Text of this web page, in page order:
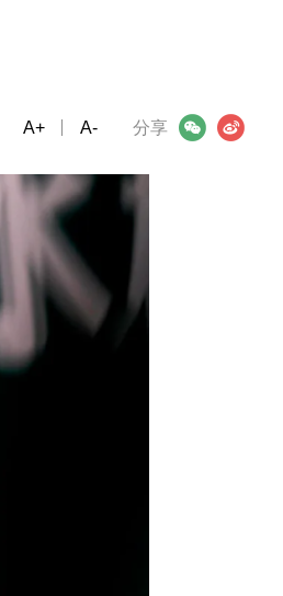
分享
微信 微博
A+ A-